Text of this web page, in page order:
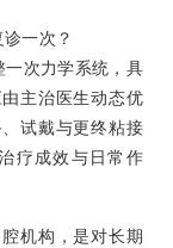
一次？
一次力学系统，具
主治医生动态优
试戴与更终粘接
疗成效与日常作
机构，是对长期